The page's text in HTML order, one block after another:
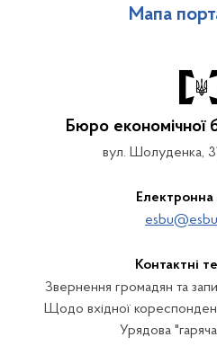
Мапа
Бюро економічної
вул. Шолуденка,
Електронна
Контактні
Звернення громадян та
Щодо вхідної
Урядова "гаряча